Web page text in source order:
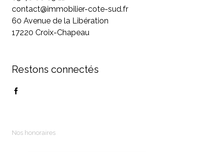
contact@immobilier-cote-sud.fr
60 Avenue de la Libération
17220 Croix-Chapeau
Restons connectés
Nos honoraires